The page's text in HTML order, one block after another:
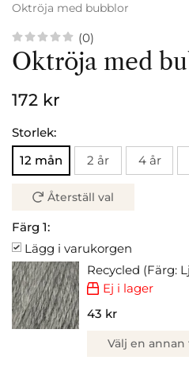
Oktröja med bubblor
(0)
Oktröja med
172 kr
Storlek:
12 mån
2 år 4 år
Återställ val
Färg 1:
Lägg i varukorgen
Recycled (Färg:
Ej i lager
43 kr
Välj en annan